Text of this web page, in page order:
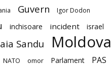
Guvern Igor Dodon
inchisoare incident israel
Sandu Moldova
NATO omor Parlament PAS